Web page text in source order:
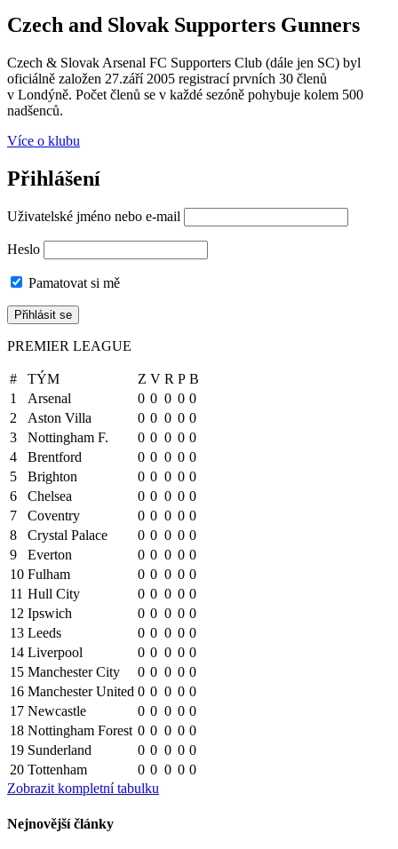
Czech and Slovak Supporters Gunners
Czech & Slovak Arsenal FC Supporters Club (dále jen SC) byl
oficiálně založen 27.září 2005 registrací prvních 30 členů
v Londýně. Počet členů se v každé sezóně pohybuje kolem 500
nadšenců.
Více o klubu
Přihlášení
Uživatelské jméno nebo e-mail
Heslo
Pamatovat si mě
PREMIER LEAGUE
# TÝM Z V R P B
1
Arsenal 0 0 0 0 0
2
Aston Villa 0 0 0 0 0
3
Nottingham F. 0 0 0 0 0
4
Brentford 0 0 0 0 0
5
Brighton 0 0 0 0 0
6
Chelsea 0 0 0 0 0
7
Coventry 0 0 0 0 0
8
Crystal Palace 0 0 0 0 0
9
Everton 0 0 0 0 0
10 Fulham 0 0 0 0 0
11 Hull City 0 0 0 0 0
12 Ipswich 0 0 0 0 0
13 Leeds 0 0 0 0 0
14 Liverpool 0 0 0 0 0
15 Manchester City 0 0 0 0 0
16 Manchester United 0 0 0 0 0
17 Newcastle 0 0 0 0 0
18 Nottingham Forest 0 0 0 0 0
19 Sunderland 0 0 0 0 0
20 Tottenham 0 0 0 0 0
Zobrazit kompletní tabulku
Nejnovější články